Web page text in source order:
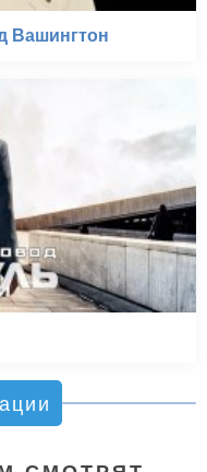
Вашингтон